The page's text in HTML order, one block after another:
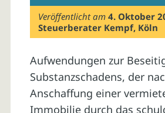
Veröffentlicht am4. Oktober
Steuerberater Kempf, Köln
Aufwendungen zur
Substanzschadens, der
Anschaffung einer
Immobilie durch das